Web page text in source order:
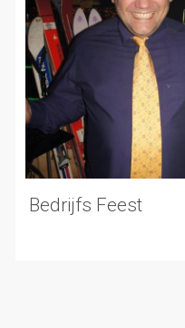
Bedrijfs Feest